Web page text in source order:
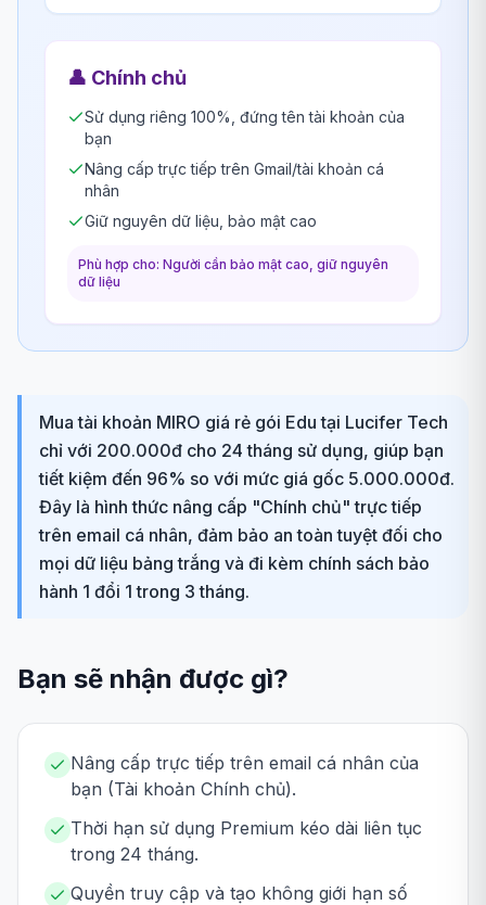
👤 Chính chủ
Sử dụng riêng 100%, đứng tên tài khoản của
bạn
Nâng cấp trực tiếp trên Gmail/tài khoản cá
nhân
Giữ nguyên dữ liệu, bảo mật cao
Phù hợp cho: Người cần bảo mật cao, giữ nguyên
dữ liệu
Mua tài khoản MIRO giá rẻ gói Edu tại Lucifer Tech
chỉ với 200.000đ cho 24 tháng sử dụng, giúp bạn
tiết kiệm đến 96% so với mức giá gốc 5.000.000đ.
Đây là hình thức nâng cấp "Chính chủ" trực tiếp
trên email cá nhân, đảm bảo an toàn tuyệt đối cho
mọi dữ liệu bảng trắng và đi kèm chính sách bảo
hành 1 đổi 1 trong 3 tháng.
Bạn sẽ nhận được gì?
Nâng cấp trực tiếp trên email cá nhân của
bạn (Tài khoản Chính chủ).
Thời hạn sử dụng Premium kéo dài liên tục
trong 24 tháng.
Quyền truy cập và tạo không giới hạn số